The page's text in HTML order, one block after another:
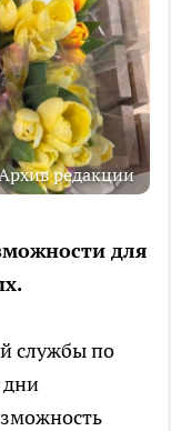
редакции
для
службы по
дни